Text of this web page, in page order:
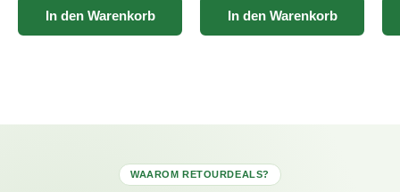
In den Warenkorb In den Warenkorb
WAAROM RETOURDEALS?